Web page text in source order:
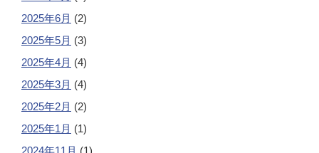
2025年6月 (2)
2025年5月 (3)
2025年4月 (4)
2025年3月 (4)
2025年2月 (2)
2025年1月 (1)
2024年11月 (1)